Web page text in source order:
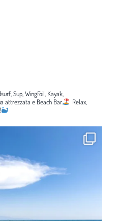
Sup, WingFoil, Kayak,
attrezzata e Beach Bar.
Relax,